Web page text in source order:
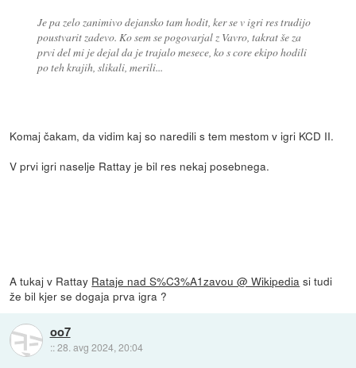
Je pa zelo zanimivo dejansko tam hodit, ker se v igri res trudijo
poustvarit zadevo. Ko sem se pogovarjal z Vavro, takrat še za
prvi del mi je dejal da je trajalo mesece, ko s core ekipo hodili
po teh krajih, slikali, merili...
Komaj čakam, da vidim kaj so naredili s tem mestom v igri KCD II.
V prvi igri naselje Rattay je bil res nekaj posebnega.
A tukaj v Rattay Rataje nad S%C3%A1zavou @ Wikipedia si tudi
že bil kjer se dogaja prva igra ?
oo7
::28. avg 2024, 20:04